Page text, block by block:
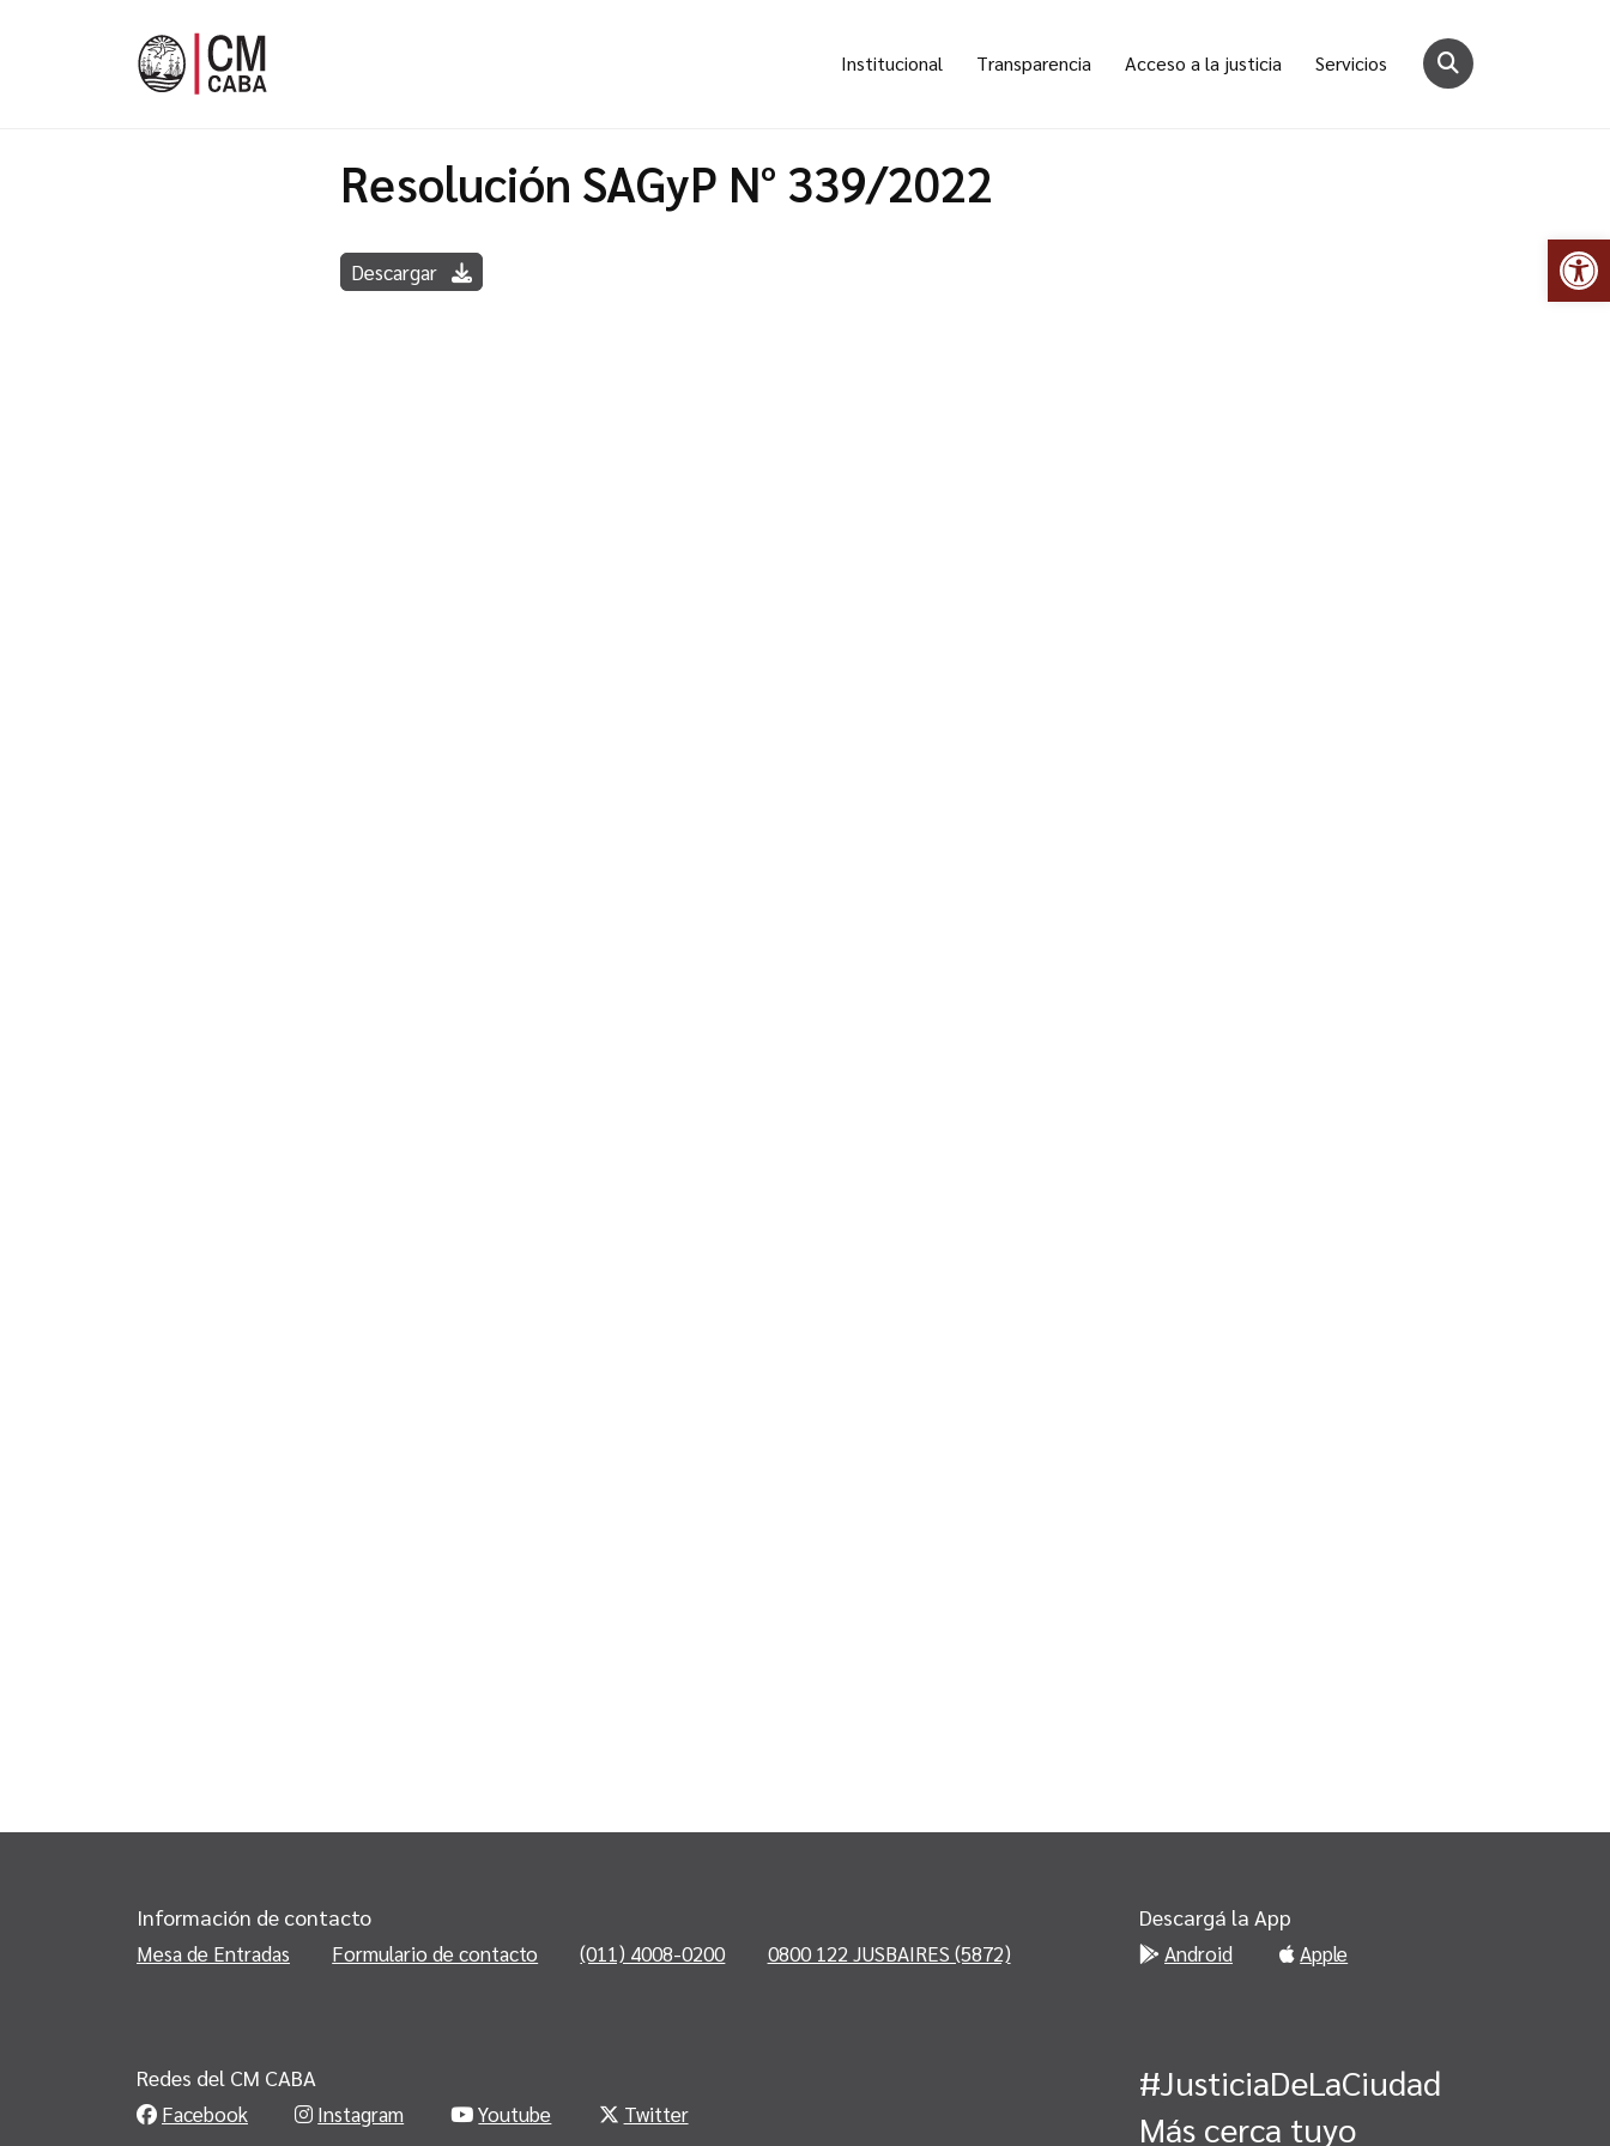
Institucional Transparencia Acceso a la justicia Servicios
Resolución SAGyP N° 339/2022
Descargar
Información de contacto
Mesa de Entradas Formulario de contacto (011) 4008-0200 0800 122 JUSBAIRES (5872)
Descargá la App
Android Apple
Redes del CM CABA
Facebook Instagram Youtube Twitter
#JusticiaDeLaCiudad
Más cerca tuyo